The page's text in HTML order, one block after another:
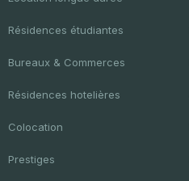
Résidences étudiantes
Bureaux & Commerces
Résidences hotelières
Colocation
Prestiges